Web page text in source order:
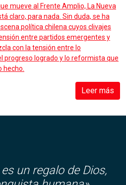
mueve al Frente Amplio, La Nueva
claro, para nada. Sin duda, se ha
política chilena cuyos clivajes
entre partidos emergentes y
con la tensión entre lo
progreso logrado y lo reformista que
Leer más
un regalo de Dios,